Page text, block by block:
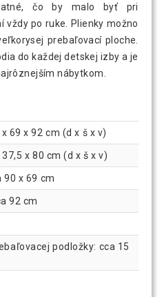
čo by malo byť pri
vždy po ruke. Plienky možno
prebaľovací ploche.
do každej detskej izby a je
nábytkom.
69 x 92 cm (d x š x v)
x 80 cm (d x š x v)
90 x 69 cm
92 cm
podložky: cca 15